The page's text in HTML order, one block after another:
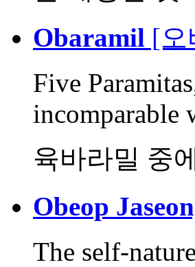
Obaramil [오
Five
incomparable
육바라밀 중
Obeop
The self-